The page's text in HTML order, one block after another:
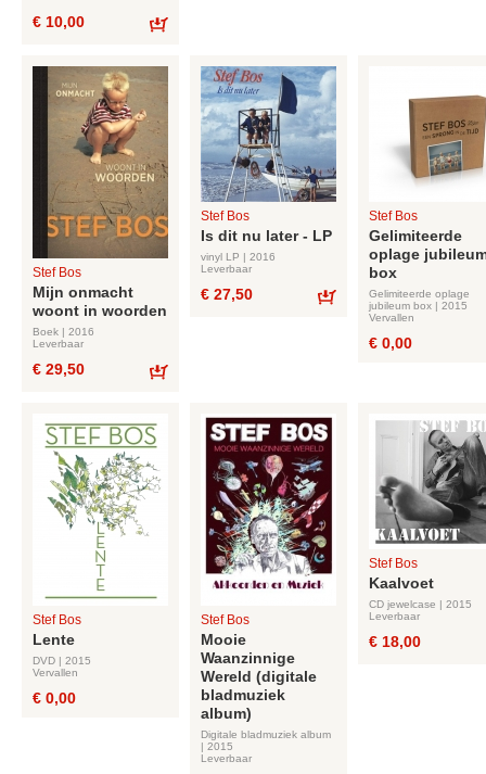
€ 10,00
Stef Bos
Mijn onmacht
woont in woorden
Boek | 2016
Leverbaar
€ 29,50
Stef Bos
Is dit nu later - LP
vinyl LP | 2016
Leverbaar
€ 27,50
Stef Bos
Gelimiteerde
oplage
box
Gelimiteerde oplage
jubileum box | 2015
Vervallen
€ 0,00
Stef Bos
Lente
DVD | 2015
Vervallen
€ 0,00
Stef Bos
Mooie
Waanzinnige
Wereld (digitale
bladmuziek
album)
Digitale bladmuziek album
| 2015
Leverbaar
Stef Bos
Kaalvoet
CD jewelcase | 2015
Leverbaar
€ 18,00